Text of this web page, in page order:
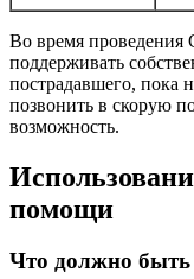
Во время проведения
поддерживать
пострадавшего, пока
позвонить в скорую
возможность.
помощи
Что должно